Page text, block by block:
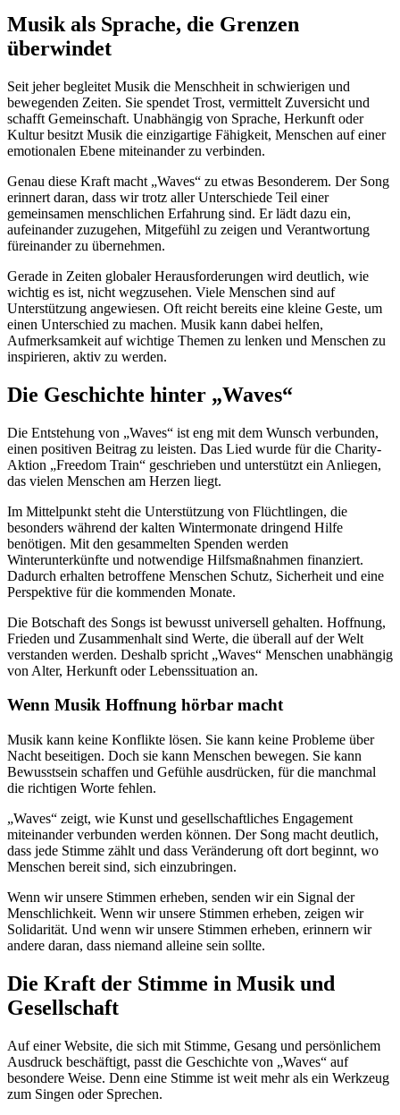
Musik als Sprache, die Grenzen
überwindet
Seit jeher begleitet Musik die Menschheit in schwierigen und
bewegenden Zeiten. Sie spendet Trost, vermittelt Zuversicht und
schafft Gemeinschaft. Unabhängig von Sprache, Herkunft oder
Kultur besitzt Musik die einzigartige Fähigkeit, Menschen auf einer
emotionalen Ebene miteinander zu verbinden.
Genau diese Kraft macht „Waves“ zu etwas Besonderem. Der Song
erinnert daran, dass wir trotz aller Unterschiede Teil einer
gemeinsamen menschlichen Erfahrung sind. Er lädt dazu ein,
aufeinander zuzugehen, Mitgefühl zu zeigen und Verantwortung
füreinander zu übernehmen.
Gerade in Zeiten globaler Herausforderungen wird deutlich, wie
wichtig es ist, nicht wegzusehen. Viele Menschen sind auf
Unterstützung angewiesen. Oft reicht bereits eine kleine Geste, um
einen Unterschied zu machen. Musik kann dabei helfen,
Aufmerksamkeit auf wichtige Themen zu lenken und Menschen zu
inspirieren, aktiv zu werden.
Die Geschichte hinter „Waves“
Die Entstehung von „Waves“ ist eng mit dem Wunsch verbunden,
einen positiven Beitrag zu leisten. Das Lied wurde für die Charity-
Aktion „Freedom Train“ geschrieben und unterstützt ein Anliegen,
das vielen Menschen am Herzen liegt.
Im Mittelpunkt steht die Unterstützung von Flüchtlingen, die
besonders während der kalten Wintermonate dringend Hilfe
benötigen. Mit den gesammelten Spenden werden
Winterunterkünfte und notwendige Hilfsmaßnahmen finanziert.
Dadurch erhalten betroffene Menschen Schutz, Sicherheit und eine
Perspektive für die kommenden Monate.
Die Botschaft des Songs ist bewusst universell gehalten. Hoffnung,
Frieden und Zusammenhalt sind Werte, die überall auf der Welt
verstanden werden. Deshalb spricht „Waves“ Menschen unabhängig
von Alter, Herkunft oder Lebenssituation an.
Wenn Musik Hoffnung hörbar macht
Musik kann keine Konflikte lösen. Sie kann keine Probleme über
Nacht beseitigen. Doch sie kann Menschen bewegen. Sie kann
Bewusstsein schaffen und Gefühle ausdrücken, für die manchmal
die richtigen Worte fehlen.
„Waves“ zeigt, wie Kunst und gesellschaftliches Engagement
miteinander verbunden werden können. Der Song macht deutlich,
dass jede Stimme zählt und dass Veränderung oft dort beginnt, wo
Menschen bereit sind, sich einzubringen.
Wenn wir unsere Stimmen erheben, senden wir ein Signal der
Menschlichkeit. Wenn wir unsere Stimmen erheben, zeigen wir
Solidarität. Und wenn wir unsere Stimmen erheben, erinnern wir
andere daran, dass niemand alleine sein sollte.
Die Kraft der Stimme in Musik und
Gesellschaft
Auf einer Website, die sich mit Stimme, Gesang und persönlichem
Ausdruck beschäftigt, passt die Geschichte von „Waves“ auf
besondere Weise. Denn eine Stimme ist weit mehr als ein Werkzeug
zum Singen oder Sprechen.